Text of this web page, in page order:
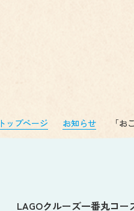
トップページ お知らせ 「
LAGOクルーズ一番丸コー